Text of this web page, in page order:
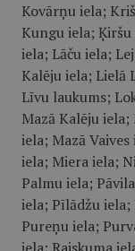
Kovārņu iela;
Kungu iela;
iela; Lāču iela;
Kalēju iela; Lielā
Līvu laukums;
Mazā Kalēju
iela; Mazā
iela; Miera iela;
Palmu iela;
iela; Pīlādžu iela;
Pureņu iela;